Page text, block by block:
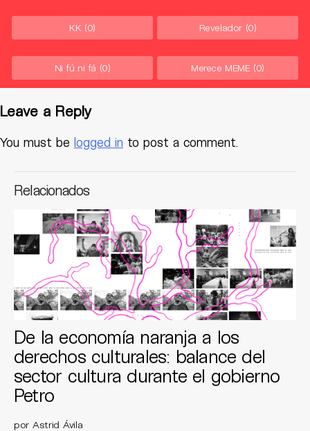
KK (0) Revelador (0)
Ni fú ni fá (0) Merece MEME (0)
Leave a Reply
You must be logged in to post a comment.
Relacionados
De la economía naranja a los
derechos culturales: balance del
sector cultura durante el gobierno
Petro
por Astrid Ávila